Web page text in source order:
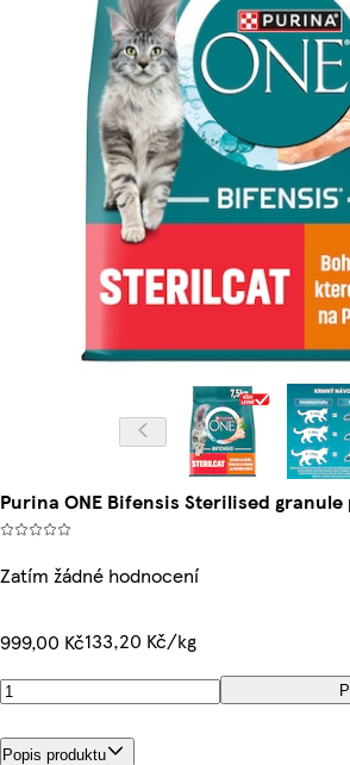
Purina ONE Bifensis Sterilised
Zatím žádné hodnocení
999,00 Kč133,20 Kč/kg
Popis produktu